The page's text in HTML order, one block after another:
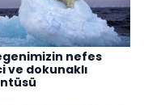
nefes
ve dokunaklı